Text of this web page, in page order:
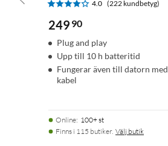
4.0 (222 kundbetyg)
249 90
Plug and play
Upp till 10 h batteritid
Fungerar även till datorn med
kabel
Online: 100+ st
Finns i 115 butiker. Välj butik